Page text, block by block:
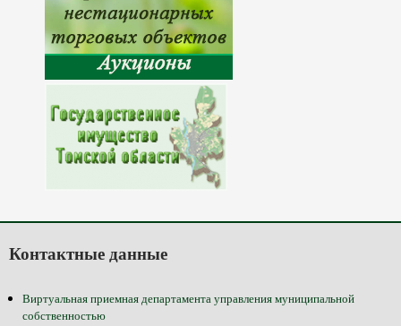
Контактные данные
Виртуальная приемная департамента управления муниципальной
собственностью